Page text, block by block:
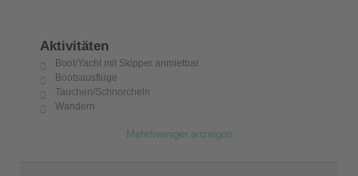
Aktivitäten
Boot/Yacht mit Skipper anmietbar
Bootsausflüge
Tauchen/Schnorcheln
Wandern
Mehr/weniger anzeigen